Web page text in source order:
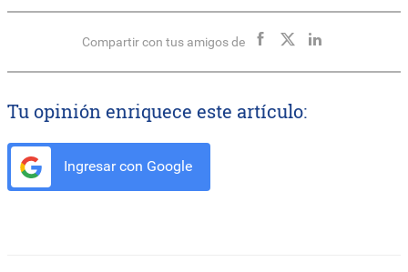
Compartir con tus amigos de
Tu opinión enriquece este artículo:
Ingresar con Google